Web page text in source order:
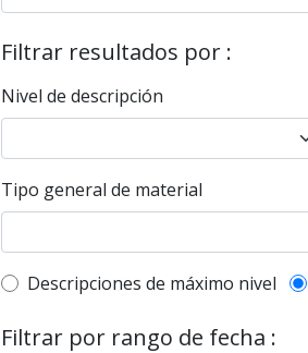
Filtrar resultados por :
Nivel de descripción
Tipo general de material
Top-level description filter
Descripciones de máximo nivel
Filtrar por rango de fecha :